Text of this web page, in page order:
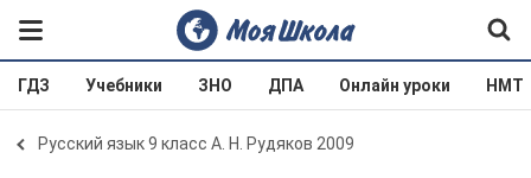
ГДЗ Учебники ЗНО ДПА Онлайн уроки НМТ
Русский язык 9 класс А. Н. Рудяков 2009